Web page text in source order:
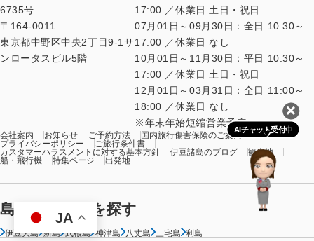
6735号
〒164-0011
東京都中野区中央2丁目9-1サ
ンロータスビル5階
17:00 ／休業日 土日・祝日
07月01日～09月30日：全日 10:30～
17:00 ／休業日 なし
10月01日～11月30日：平日 10:30～
17:00 ／休業日 土日・祝日
12月01日～03月31日：全日 11:00～
18:00 ／休業日 なし
年末年始短縮営業予定
会社案内 お知らせ ご予約方法
国内旅行傷害保険のご案内
プライバシーポリシー
ご旅行条件書
カスタマーハラスメントに対する基本方針
伊豆諸島のブログ
観光地
船・飛行機
特集ページ 出発地
島からツアーを探す
伊豆大島 新島 式根島 神津島 八丈島 三宅島 利島
JA
AIチャット受付中